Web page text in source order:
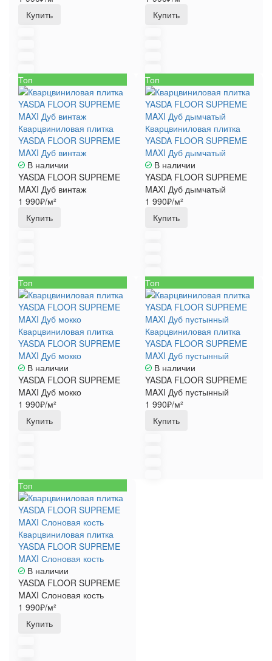
Купить
Купить
Топ
Кварцвиниловая плитка
YASDA FLOOR SUPREME
MAXI Дуб винтаж
В наличии
YASDA FLOOR SUPREME
MAXI Дуб винтаж
1 990₽/м²
Купить
Топ
Кварцвиниловая плитка
YASDA FLOOR SUPREME
MAXI Дуб дымчатый
В наличии
YASDA FLOOR SUPREME
MAXI Дуб дымчатый
1 990₽/м²
Купить
Топ
Кварцвиниловая плитка
YASDA FLOOR SUPREME
MAXI Дуб мокко
В наличии
YASDA FLOOR SUPREME
MAXI Дуб мокко
1 990₽/м²
Купить
Топ
Кварцвиниловая плитка
YASDA FLOOR SUPREME
MAXI Дуб пустынный
В наличии
YASDA FLOOR SUPREME
MAXI Дуб пустынный
1 990₽/м²
Купить
Топ
Кварцвиниловая плитка
YASDA FLOOR SUPREME
MAXI Слоновая кость
В наличии
YASDA FLOOR SUPREME
MAXI Слоновая кость
1 990₽/м²
Купить